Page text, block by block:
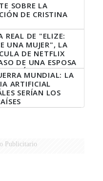
SOBRE LA
DE CRISTINA
REAL DE "ELIZE:
UNA MUJER", LA
DE NETFLIX
DE UNA ESPOSA
A SU
MUNDIAL: LA
ARTIFICIAL
SERÍAN LOS
EN SER
Publicitario